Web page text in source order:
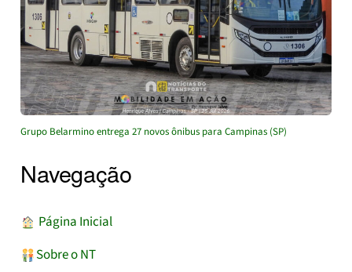
Grupo Belarmino entrega 27 novos ônibus para Campinas (SP)
Navegação
︎ Página Inicial
Sobre o NT